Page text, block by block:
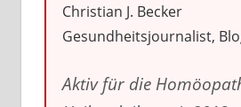
Christian J. Becker
Gesundheitsjournalist,
Aktiv für die